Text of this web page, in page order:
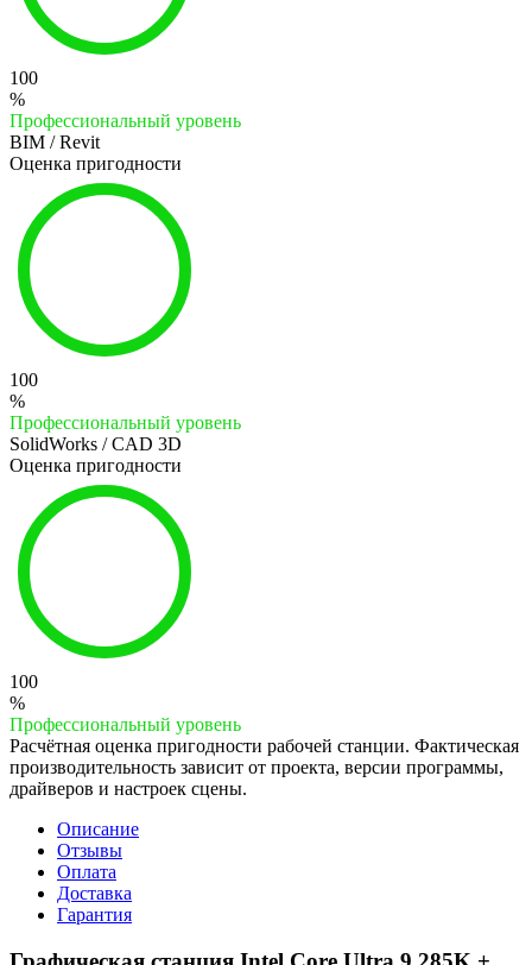
100
%
Профессиональный уровень
BIM / Revit
Оценка пригодности
100
%
Профессиональный уровень
SolidWorks / CAD 3D
Оценка пригодности
100
%
Профессиональный уровень
Расчётная оценка пригодности рабочей станции. Фактическая
производительность зависит от проекта, версии программы,
драйверов и настроек сцены.
Описание
Отзывы
Оплата
Доставка
Гарантия